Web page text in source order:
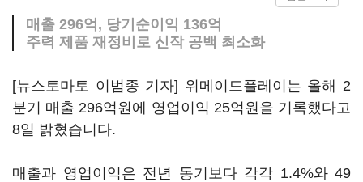
매출 296억, 당기순이익 136억
주력 제품 재정비로 신작 공백 최소화
[뉴스토마토 이범종 기자] 위메이드플레이는 올해 2
분기 매출 296억원에 영업이익 25억원을 기록했다고
8일 밝혔습니다.
매출과 영업이익은 전년 동기보다 각각 1.4%와 49